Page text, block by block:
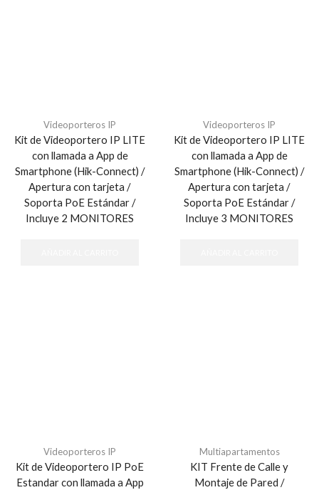
Videoporteros IP
Kit de Videoportero IP LITE
con llamada a App de
Smartphone (Hik-Connect) /
Apertura con tarjeta /
Soporta PoE Estándar /
Incluye 2 MONITORES
Videoporteros IP
Kit de Videoportero IP LITE
con llamada a App de
Smartphone (Hik-Connect) /
Apertura con tarjeta /
Soporta PoE Estándar /
Incluye 3 MONITORES
Videoporteros IP
Kit de Videoportero IP PoE
Estandar con llamada a App
Multiapartamentos
KIT Frente de Calle y
Montaje de Pared /